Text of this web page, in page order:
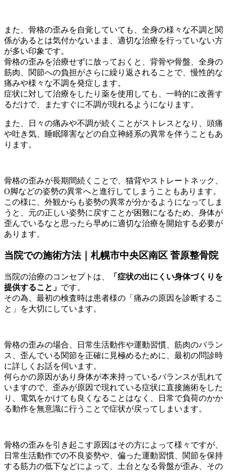
また、骨格の歪みを自覚していても、全身の様々な不調と関
係があるとは気付かないまま、適切な治療を行っていない方
が多い印象です。
骨格の歪みを治療せずに放っておくと、背骨や骨盤、全身の
筋肉、関節への負担がさらに繰り返されることで、慢性的な
痛みや様々な不調を発症します。
症状に対して治療をしたり薬を使用しても、一時的に改善す
るだけで、またすぐに不調が現れるようになります。
また、日々の痛みや不調が続くことがストレスとなり、頭痛
や吐き気、睡眠障害などの自立神経系の異常を伴うこともあ
ります。
骨格の歪みが長期間続くことで、猫背やストレートネック、
O脚などの姿勢の異常へと進行してしまうこともあります。
この様に、外観からも姿勢の異常が分かるようになってしま
うと、元の正しい姿勢に戻すことが困難になるため、身体が
歪んでいるなと思ったら早めに適切な治療を開始する必要が
あります。
当院での施術方法｜札幌市中央区南区 菅原整骨院
当院の治療のコンセプトは、
「症状の出にくい身体づくりを
提供すること」 です。
その為、最初の検査時は患者様の「痛みの原因を診断するこ
と」を大切にしています。
骨格の歪みの場合、日常生活動作や運動習慣、筋肉のバラン
ス、歪んでいる関節を正確に見極めるために、最初の問診時
に詳しくお話を伺います。
何らかの原因があり身体が本来持っているバランスが乱れて
いますので、歪みが原因で現れている症状に直接施術をした
り、電気をかけても良くなることはなく、日常で負荷のかか
る動作を無意識に行うことで症状が戻ってしまいます。
骨格の歪みを引き起こす原因はその方によって様々ですが、
日常生活動作での不良姿勢や、偏った運動習慣、関節を保持
する筋力の低下などによって、土台となる骨盤が歪み、その